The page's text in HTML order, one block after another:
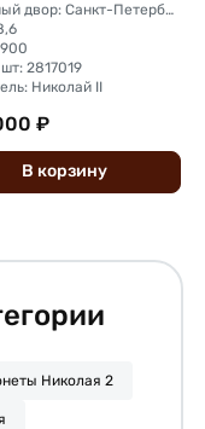
Монетный двор: Санкт-Петербургский монетный двор
2817019
Николай II
₽
В корзину
Николая 2